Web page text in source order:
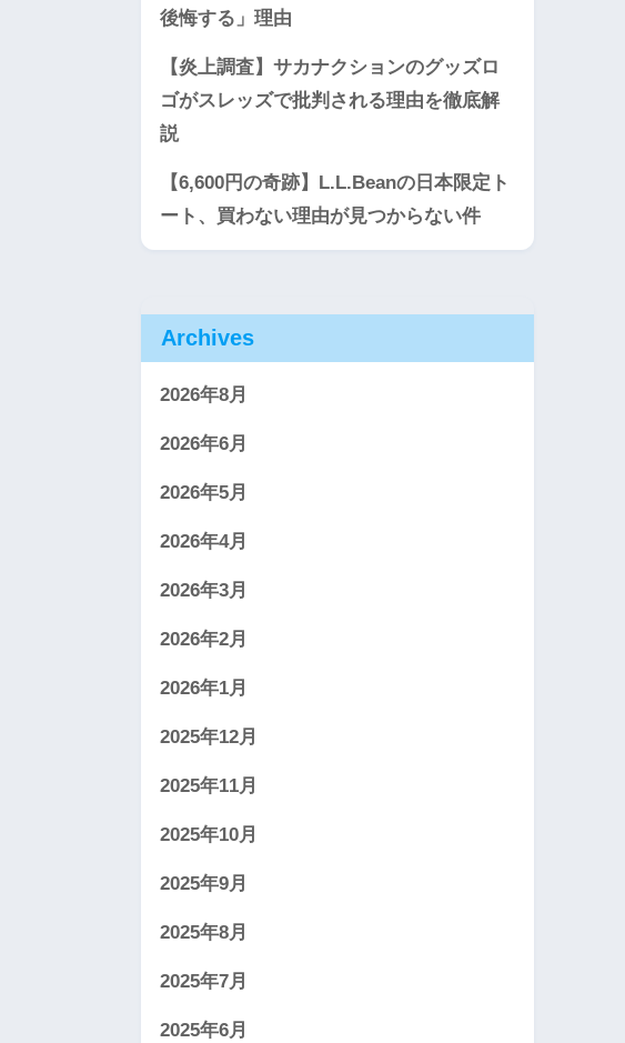
後悔する」理由
【炎上調査】サカナクションのグッズロ
ゴがスレッズで批判される理由を徹底解
説
【6,600円の奇跡】L.L.Beanの日本限定ト
ート、買わない理由が見つからない件
Archives
2026年8月
2026年6月
2026年5月
2026年4月
2026年3月
2026年2月
2026年1月
2025年12月
2025年11月
2025年10月
2025年9月
2025年8月
2025年7月
2025年6月